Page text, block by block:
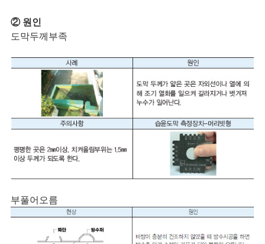
② 원인
도막두께부족
부풀어오름